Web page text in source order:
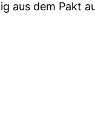
aus dem Pakt